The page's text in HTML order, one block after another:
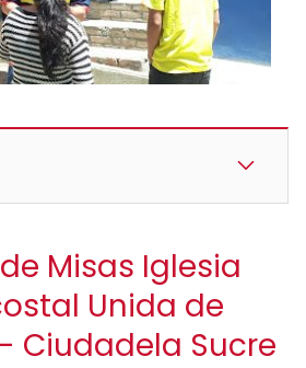
Misas Iglesia
Unida de
Ciudadela Sucre